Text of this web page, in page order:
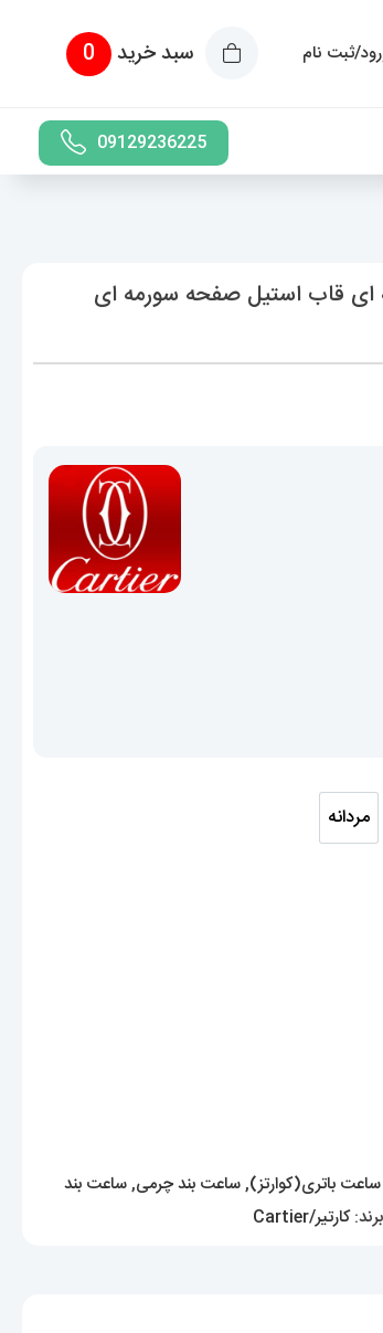
ثبت نام سبد خرید 0
09129236225
ای قاب استیل صفحه سورمه ای
مردانه
مردانه
ساعت باتری(کوارتز),ساعت بند چرمی,ساعت بند
برند:کارتیر/Cartier